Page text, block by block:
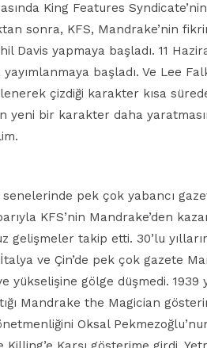
King Features
sonra, KFS, Mandrake’nin
Davis yapmaya başladı. 11
yayımlanmaya başladı. Ve Lee
çizdiği karakter kısa
yeni bir karakter daha
pek çok yabancı
KFS’nin Mandrake’den
gelişmeler takip etti. 30’lu
ve Çin’de pek çok gazete
yükselişine gölge düşmedi. 1939
Mandrake the Magician
Oksal